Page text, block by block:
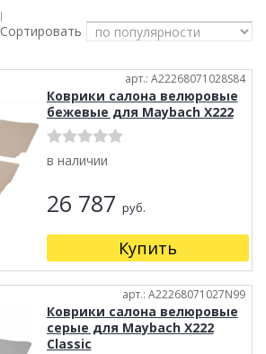
|
Сортировать
арт.: A22268071028S84
Коврики салона велюровые
бежевые для Maybach X222
в наличии
26 787 руб.
Купить
арт.: A22268071027N99
Коврики салона велюровые
серые для Maybach X222
Classic